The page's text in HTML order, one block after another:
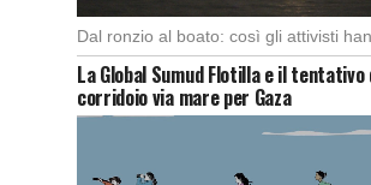
La Global Sumud Flotilla e il
corridoio via mare per Gaza